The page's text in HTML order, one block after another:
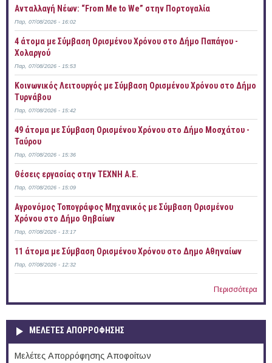
Ανταλλαγή Νέων: “From Me to We” στην Πορτογαλία
Παρ, 07/08/2026 - 16:02
4 άτομα με Σύμβαση Ορισμένου Χρόνου στο Δήμο Παπάγου -
Χολαργού
Παρ, 07/08/2026 - 15:53
Κοινωνικός Λειτουργός με Σύμβαση Ορισμένου Χρόνου στο Δήμο
Τυρνάβου
Παρ, 07/08/2026 - 15:42
49 άτομα με Σύμβαση Ορισμένου Χρόνου στο Δήμο Μοσχάτου -
Ταύρου
Παρ, 07/08/2026 - 15:36
Θέσεις εργασίας στην ΤΕΧΝΗ Α.Ε.
Παρ, 07/08/2026 - 15:09
Αγρονόμος Τοπογράφος Μηχανικός με Σύμβαση Ορισμένου
Χρόνου στο Δήμο Θηβαίων
Παρ, 07/08/2026 - 13:17
11 άτομα με Σύμβαση Ορισμένου Χρόνου στο Δημο Αθηναίων
Παρ, 07/08/2026 - 12:32
Περισσότερα
ΜΕΛΕΤΕΣ ΑΠΟΡΡΟΦΗΣΗΣ
Μελέτες Απορρόφησης Αποφοίτων